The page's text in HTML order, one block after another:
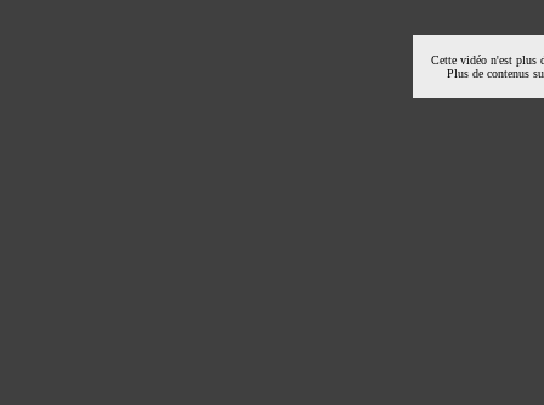
Cette vidéo n'est plus
Plus de contenus